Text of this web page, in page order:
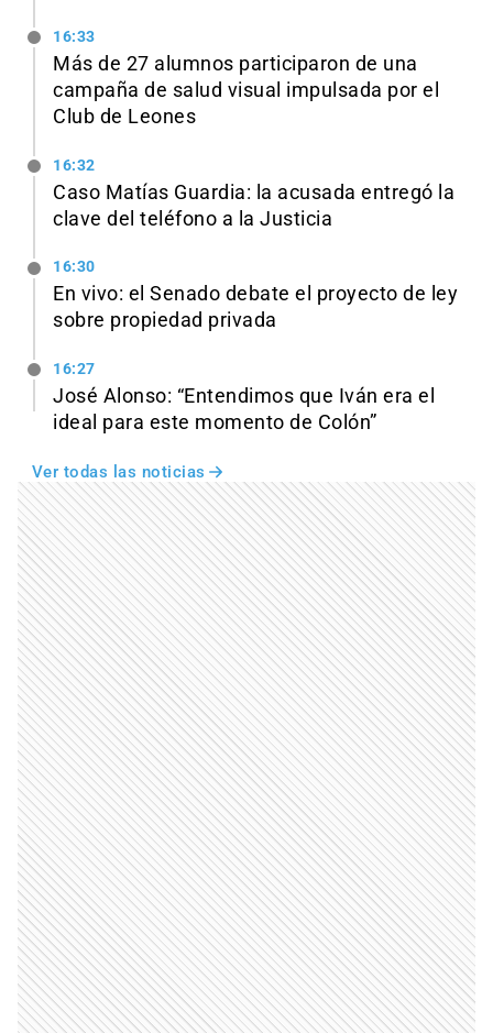
16:33
Más de 27 alumnos participaron de una
campaña de salud visual impulsada por el
Club de Leones
16:32
Caso Matías Guardia: la acusada entregó la
clave del teléfono a la Justicia
16:30
En vivo: el Senado debate el proyecto de ley
sobre propiedad privada
16:27
José Alonso: “Entendimos que Iván era el
ideal para este momento de Colón”
Ver todas las noticias